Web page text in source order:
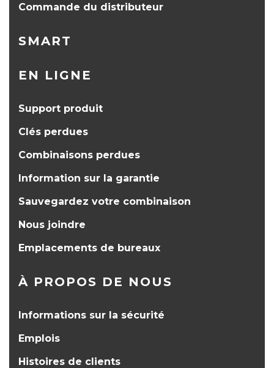
Commande du distributeur
SMART
EN LIGNE
Support produit
Clés perdues
Combinaisons perdues
Information sur la garantie
Sauvegardez votre combinaison
Nous joindre
Emplacements de bureaux
À PROPOS DE NOUS
Informations sur la sécurité
Emplois
Histoires de clients